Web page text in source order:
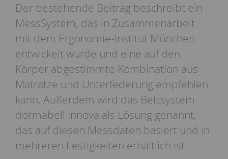
Der bestehende Beitrag beschreibt ein
MessSystem, das in Zusammenarbeit
mit dem Ergonomie-Institut München
entwickelt wurde und eine auf den
Körper abgestimmte Kombination aus
Matratze und Unterfederung empfehlen
kann. Außerdem wird das Bettsystem
dormabell Innova als Lösung genannt,
das auf diesen Messdaten basiert und in
mehreren Festigkeiten erhältlich ist.